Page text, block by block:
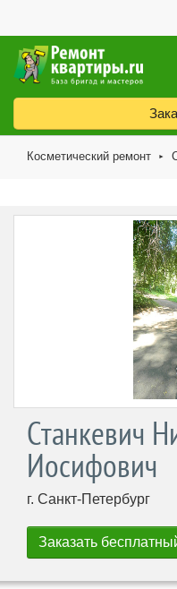
Косметический ремонт ►
Станкевич
Иосифович
г. Санкт-Петербург